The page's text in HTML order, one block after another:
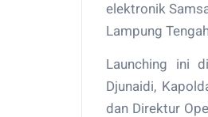
elektronik
Lampung
Launching ini
Djunaidi,
dan Direktur